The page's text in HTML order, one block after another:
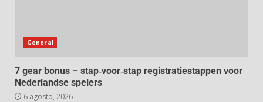
General
7 gear bonus – stap‑voor‑stap registratiestappen voor
Nederlandse spelers
6 agosto, 2026